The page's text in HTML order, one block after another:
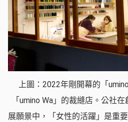
上圖：2022年剛開幕的「
「umino Wa」的裁縫店。公社
展願景中，「女性的活躍」是重